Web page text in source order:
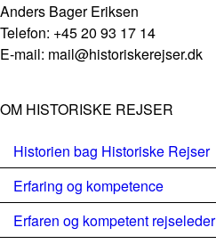
Anders Bager Eriksen
Telefon: +45 20 93 17 14
E-mail: mail@historiskerejser.dk
OM HISTORISKE REJSER
Historien bag Historiske Rejser
Erfaring og kompetence
Erfaren og kompetent rejseleder